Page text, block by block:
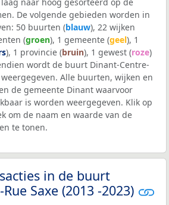
De volgende gebieden worden in
50 buurten (blauw), 22 wijken
(groen), 1 gemeente (geel), 1
), 1 provincie (bruin), 1 gewest (roze)
wordt de buurt Dinant-Centre-
weergegeven. Alle buurten, wijken en
de gemeente Dinant waarvoor
is worden weergegeven. Klik op
om de naam en waarde van de
te tonen.
in de buurt
Saxe (2013 -2023)